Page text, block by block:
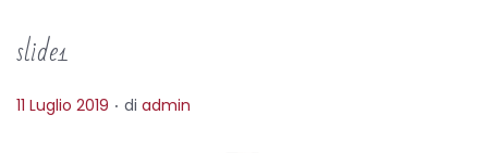
slide1
P
11 Luglio 2019 . di admin